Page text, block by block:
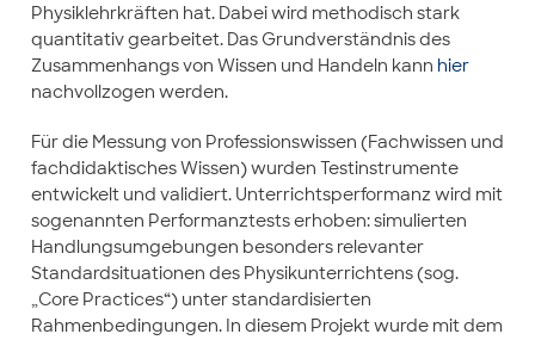
Physiklehrkräften hat. Dabei wird methodisch stark
quantitativ gearbeitet. Das Grundverständnis des
Zusammenhangs von Wissen und Handeln kann hier
nachvollzogen werden.
Für die Messung von Professionswissen (Fachwissen und
fachdidaktisches Wissen) wurden Testinstrumente
entwickelt und validiert. Unterrichtsperformanz wird mit
sogenannten Performanztests erhoben: simulierten
Handlungsumgebungen besonders relevanter
Standardsituationen des Physikunterrichtens (sog.
„Core Practices“) unter standardisierten
Rahmenbedingungen. In diesem Projekt wurde mit dem